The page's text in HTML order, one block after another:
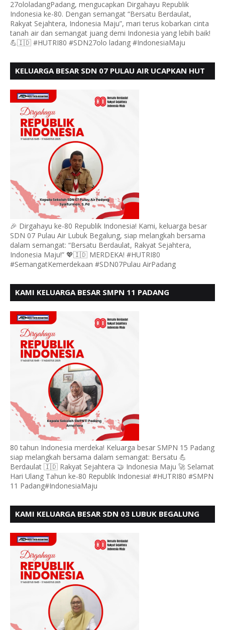
27ololadangPadang, mengucapkan Dirgahayu Republik
Indonesia ke-80. Dengan semangat “Bersatu Berdaulat,
Rakyat Sejahtera, Indonesia Maju”, mari terus kobarkan cinta
tanah air dan semangat juang demi Indonesia yang lebih baik!
💪🇮🇩 #HUTRI80 #SDN27olo ladang #IndonesiaMaju
KELUARGA BESAR SDN 07 PULAU AIR UCAPKAN HUT
🎉 Dirgahayu ke-80 Republik Indonesia! Kami, keluarga besar
SDN 07 Pulau Air Lubuk Begalung, siap melangkah bersama
dalam semangat: “Bersatu Berdaulat, Rakyat Sejahtera,
Indonesia Maju!” 💖🇮🇩 MERDEKA! #HUTRI80
#SemangatKemerdekaan #SDN07Pulau AirPadang
KAMI KELUARGA BESAR SMPN 11 PADANG
BERDAULAT
80 tahun Indonesia merdeka! Keluarga besar SMPN 15 Padang
siap melangkah bersama dalam semangat: Bersatu 💪
Berdaulat 🇮🇩 Rakyat Sejahtera 🤝 Indonesia Maju 🚀 Selamat
Hari Ulang Tahun ke-80 Republik Indonesia! #HUTRI80 #SMPN
11 Padang#IndonesiaMaju
KAMI KELUARGA BESAR SDN 03 LUBUK BEGALUNG